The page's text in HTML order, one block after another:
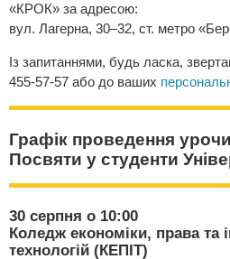
«КРОК» за адресою:
вул. Лагерна, 30–32, ст. метро
Із запитаннями, будь ласка,
455-57-57 або до ваших
Графік проведення
Посвяти у студенти
30 серпня о 10:00
Коледж економіки, права та
технологій (КЕПІТ)